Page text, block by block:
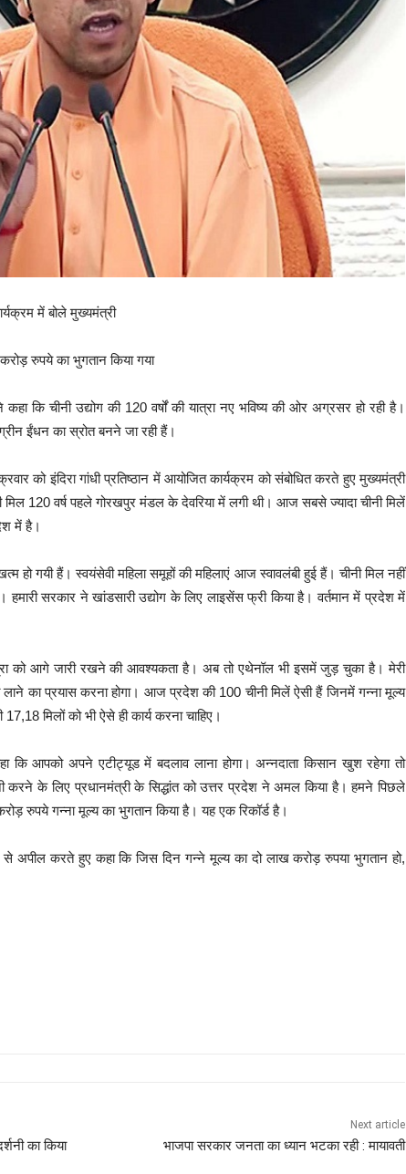
में बोले मुख्यमंत्री
रुपये का भुगतान किया गया
कि चीनी उद्योग की 120 वर्षों की यात्रा नए भविष्य की ओर अग्रसर हो रही है।
ईंधन का स्रोत बनने जा रही हैं।
को इंदिरा गांधी प्रतिष्ठान में आयोजित कार्यक्रम को संबोधित करते हुए मुख्यमंत्री
मिल 120 वर्ष पहले गोरखपुर मंडल के देवरिया में लगी थी। आज सबसे ज्यादा चीनी मिलें
में है।
हो गयी हैं। स्वयंसेवी महिला समूहों की महिलाएं आज स्वावलंबी हुई हैं। चीनी मिल नहीं
हमारी सरकार ने खांडसारी उद्योग के लिए लाइसेंस फ्री किया है। वर्तमान में प्रदेश में
को आगे जारी रखने की आवश्यकता है। अब तो एथेनॉल भी इसमें जुड़ चुका है। मेरी
का प्रयास करना होगा। आज प्रदेश की 100 चीनी मिलें ऐसी हैं जिनमें गन्ना मूल्य
मिलों को भी ऐसे ही कार्य करना चाहिए।
कि आपको अपने एटीट्यूड में बदलाव लाना होगा। अन्नदाता किसान खुश रहेगा तो
करने के लिए प्रधानमंत्री के सिद्धांत को उत्तर प्रदेश ने अमल किया है। हमने पिछले
रुपये गन्ना मूल्य का भुगतान किया है। यह एक रिकॉर्ड है।
से अपील करते हुए कहा कि जिस दिन गन्ने मूल्य का दो लाख करोड़ रुपया भुगतान हो,
का किया
Next article
भाजपा सरकार जनता का ध्यान भटका रही : मायावती